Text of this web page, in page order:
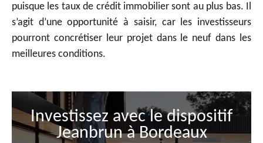
puisque les taux de crédit immobilier sont au plus bas. Il
s’agit d’une opportunité à saisir, car les investisseurs
pourront concrétiser leur projet dans le neuf dans les
meilleures conditions.
Investissez avec le dispositif
Jeanbrun à Bordeaux